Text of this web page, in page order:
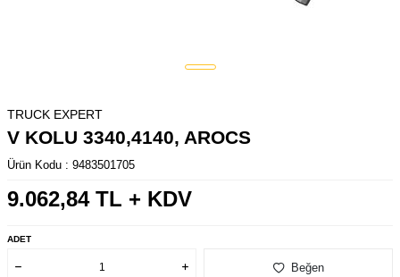
TRUCK EXPERT
V KOLU 3340,4140, AROCS
Ürün Kodu : 9483501705
9.062,84TL + KDV
ADET
Beğen